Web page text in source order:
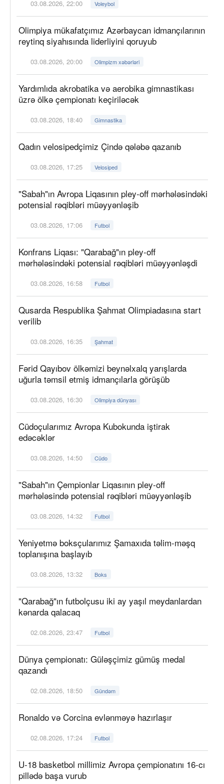
03.08.2026, 22:00 Voleybol
Olimpiya mükafatçımız Azərbaycan idmançılarının
reytinq siyahısında liderliyini qoruyub
03.08.2026, 20:00 Olimpizm xəbərləri
Yardımlıda akrobatika və aerobika gimnastikası
üzrə ölkə çempionatı keçiriləcək
03.08.2026, 18:40 Gimnastika
Qadın velosipedçimiz Çində qələbə qazanıb
03.08.2026, 17:25 Velosiped
"Sabah"ın Avropa Liqasının pley-off mərhələsindəki
potensial rəqibləri müəyyənləşib
03.08.2026, 17:06 Futbol
Konfrans Liqası: "Qarabağ"ın pley-off
mərhələsindəki potensial rəqibləri müəyyənləşdi
03.08.2026, 16:58 Futbol
Qusarda Respublika Şahmat Olimpiadasına start
verilib
03.08.2026, 16:35 Şahmat
Fərid Qayıbov ölkəmizi beynəlxalq yarışlarda
uğurla təmsil etmiş idmançılarla görüşüb
03.08.2026, 16:30 Olimpiya dünyası
Cüdoçularımız Avropa Kubokunda iştirak
edəcəklər
03.08.2026, 14:50 Cüdo
"Sabah"ın Çempionlar Liqasının pley-off
mərhələsində potensial rəqibləri müəyyənləşib
03.08.2026, 14:32 Futbol
Yeniyetmə boksçularımız Şamaxıda təlim-məşq
toplanışına başlayıb
03.08.2026, 13:32 Boks
"Qarabağ"ın futbolçusu iki ay yaşıl meydanlardan
kənarda qalacaq
02.08.2026, 23:47 Futbol
Dünya çempionatı: Güləşçimiz gümüş medal
qazandı
02.08.2026, 18:50 Gündəm
Ronaldo və Corcina evlənməyə hazırlaşır
02.08.2026, 17:24 Futbol
U-18 basketbol millimiz Avropa çempionatını 16-cı
pillədə başa vurub